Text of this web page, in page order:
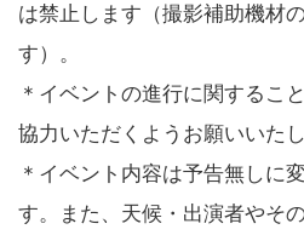
は禁止します（撮影補助機材
す）。
＊イベントの進行に関するこ
協力いただくようお願いいたし
＊イベント内容は予告無しに
す。また、天候・出演者やそ